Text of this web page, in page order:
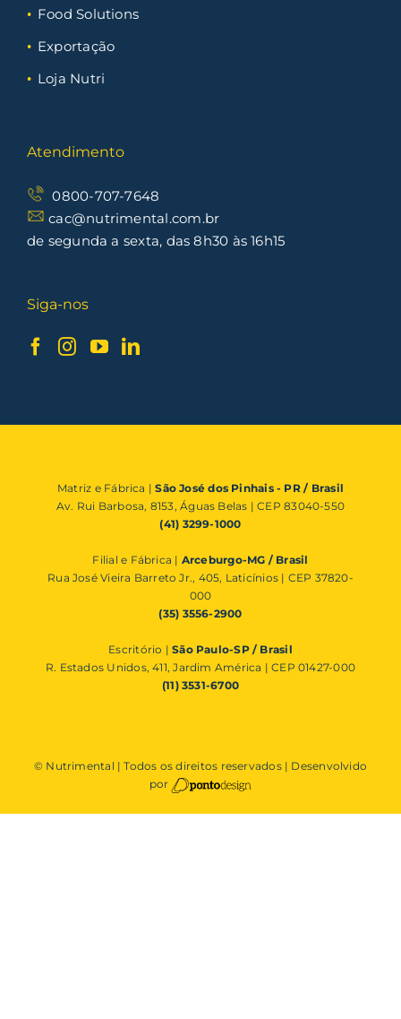
Food Solutions
Exportação
Loja Nutri
Atendimento
0800-707-7648
cac@nutrimental.com.br
de segunda a sexta, das 8h30 às 16h15
Siga-nos
Matriz e Fábrica |São José dos Pinhais - PR / Brasil
Av. Rui Barbosa, 8153, Águas Belas | CEP 83040-550
(41) 3299-1000
Filial e Fábrica | Arceburgo-MG / Brasil
Rua José Vieira Barreto Jr., 405, Laticínios | CEP 37820-
000
(35) 3556-2900
Escritório |São Paulo-SP / Brasil
R. Estados Unidos, 411, Jardim América | CEP 01427-000
(11) 3531-6700
© Nutrimental | Todos os direitos reservados | Desenvolvido
por